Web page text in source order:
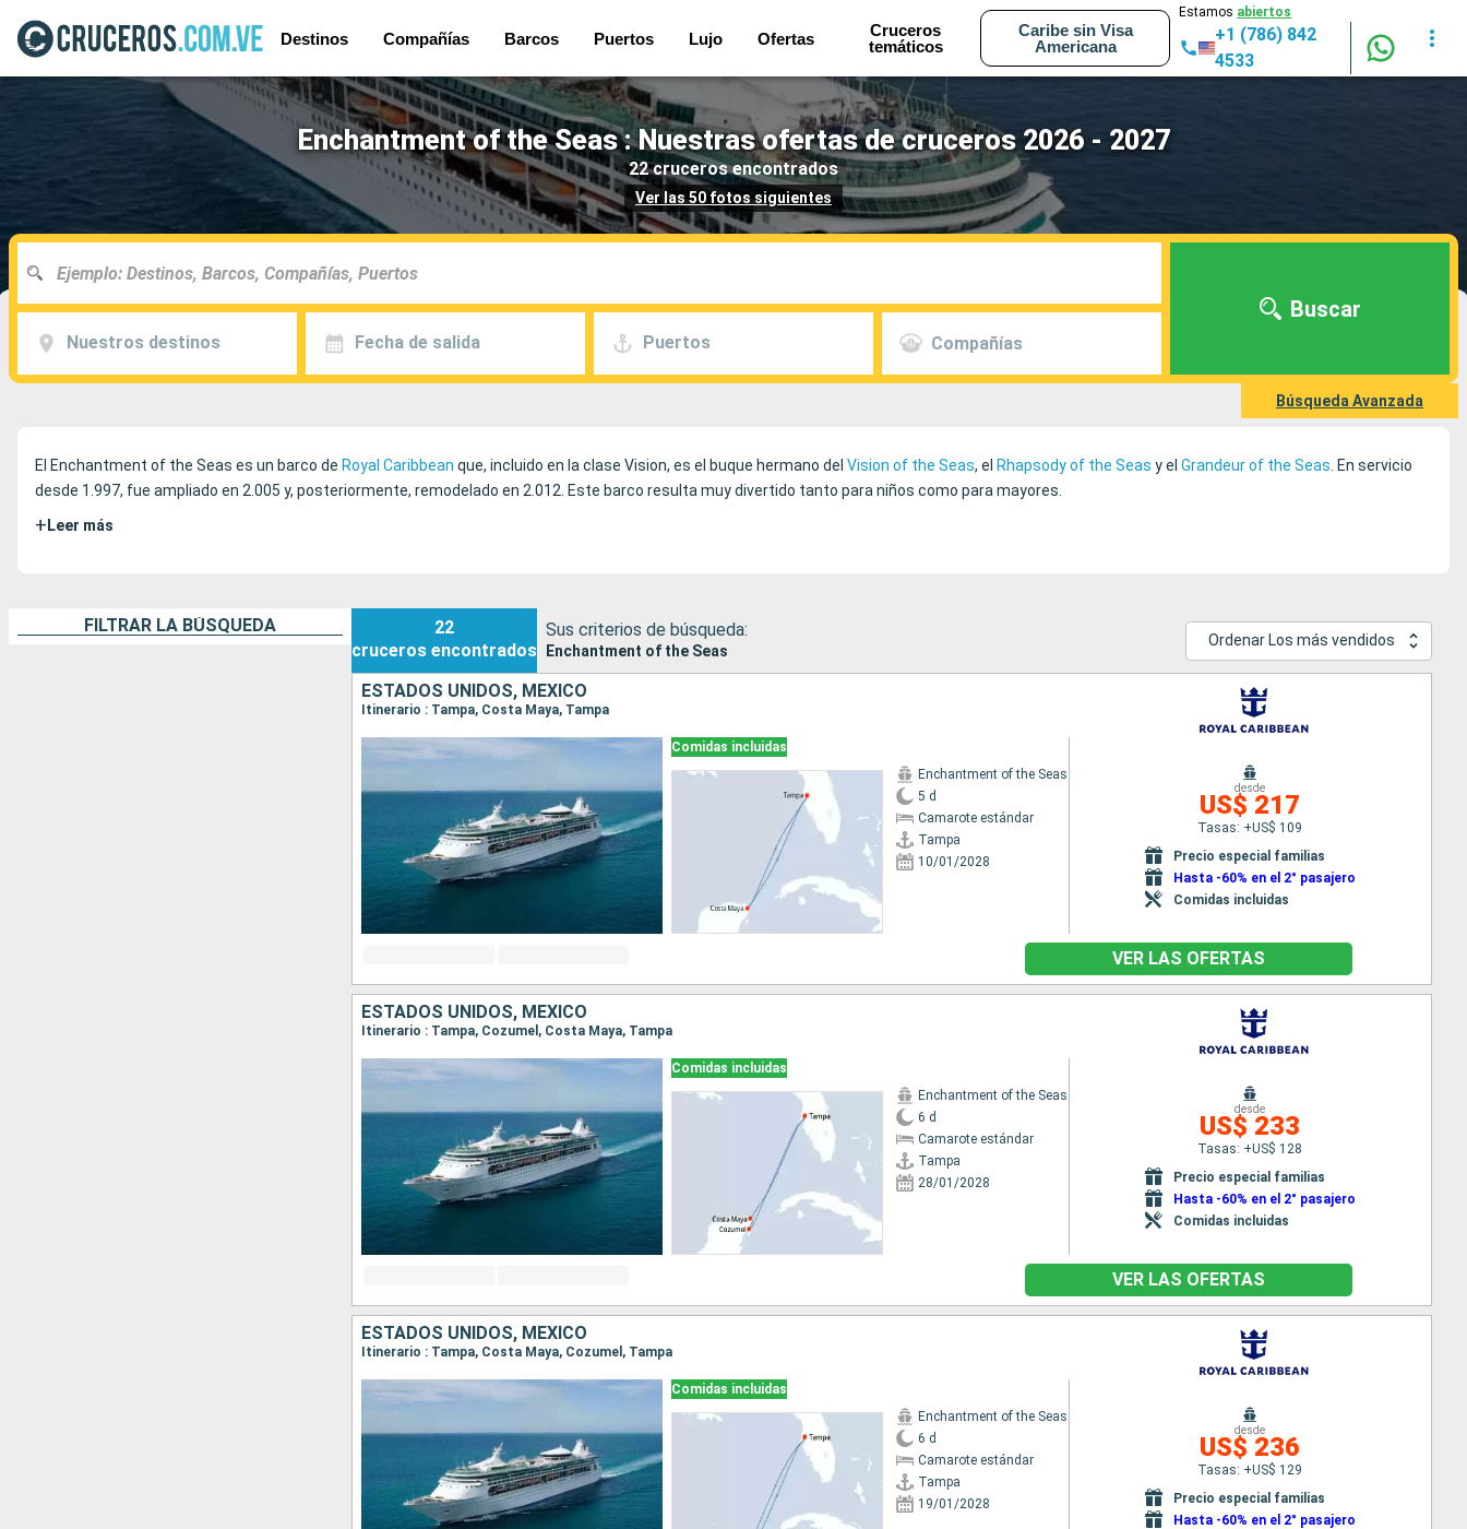
Destinos Compañías Barcos Puertos Lujo Ofertas
Cruceros
temáticos
Caribe sin Visa
Americana
Estamos abiertos
+1 (786) 842
4533
Enchantment of the Seas : Nuestras ofertas de cruceros 2026 - 2027
22 cruceros encontrados
Ver las 50 fotos siguientes
Nuestros destinos Fecha de salida Puertos Compañías
Buscar
Búsqueda Avanzada
El Enchantment of the Seas es un barco de Royal Caribbean que, incluido en la clase Vision, es el buque hermano del Vision of the Seas, el Rhapsody of the Seas y el Grandeur of the Seas . En servicio
desde 1.997, fue ampliado en 2.005 y, posteriormente, remodelado en 2.012. Este barco resulta muy divertido tanto para niños como para mayores.
+ Leer más
FILTRAR LA BÚSQUEDA
22
cruceros encontrados
Sus criterios de búsqueda:
Enchantment of the Seas
Ordenar Los más vendidos
ESTADOS UNIDOS, MÉXICO
Itinerario : Tampa, Costa Maya, Tampa
Comidas incluidas
Enchantment of the Seas
5 d
Camarote estándar
Tampa
10/01/2028
desde
US$ 217
Tasas: +US$ 109
Precio especial familias
Hasta -60% en el 2° pasajero
Comidas incluidas
VER LAS OFERTAS
ESTADOS UNIDOS, MÉXICO
Itinerario : Tampa, Cozumel, Costa Maya, Tampa
Comidas incluidas
Enchantment of the Seas
6 d
Camarote estándar
Tampa
28/01/2028
desde
US$ 233
Tasas: +US$ 128
Precio especial familias
Hasta -60% en el 2° pasajero
Comidas incluidas
VER LAS OFERTAS
ESTADOS UNIDOS, MÉXICO
Itinerario : Tampa, Costa Maya, Cozumel, Tampa
Comidas incluidas
Enchantment of the Seas
6 d
Camarote estándar
Tampa
19/01/2028
desde
US$ 236
Tasas: +US$ 129
Precio especial familias
Hasta -60% en el 2° pasajero